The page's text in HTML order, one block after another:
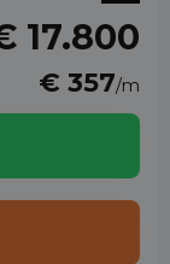
17.800
€ 357/m